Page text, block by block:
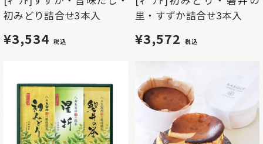
初みどり詰合せ3本入
¥3,534 税込
里・すずか詰合せ3本入
¥3,572 税込